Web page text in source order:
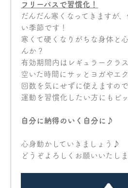
フリーパスで習慣化！
だんだん寒くなってきますが
い季節です！
寒くて硬くなりがちな身体と
んか？
有効期間内はレギュラークラ
空いた時間にサッとヨガやエ
回数を気にせずに使えますので
運動を習慣化したい方にもピ
自分に納得のいく自分に♪
心身動かしていきましょう♪
どうぞよろしくお願いいたしま